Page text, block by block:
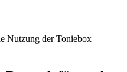
Nutzung der Toniebox